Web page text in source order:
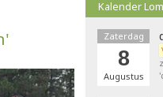
Kalender
Zaterdag
8
Augustus